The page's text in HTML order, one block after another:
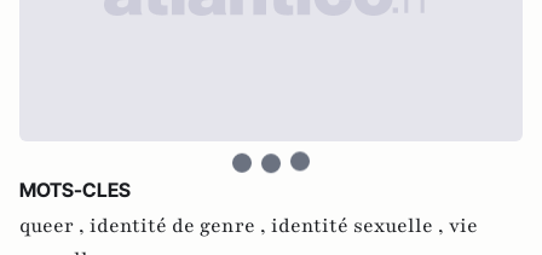
MOTS-CLES
queer , identité de genre , identité sexuelle , vie